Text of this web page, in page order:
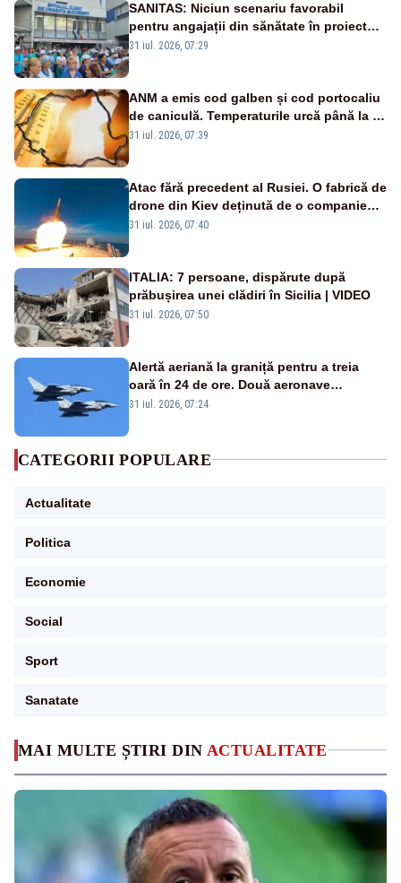
MAI MULTE ȘTIRI DIN ACTUALITATE
SANITAS: Niciun scenariu favorabil
pentru angajații din sănătate în proiectul
Legii salarizării
31 iul. 2026, 07:29
ANM a emis cod galben și cod portocaliu
de caniculă. Temperaturile urcă până la 38
de grade, iar nopțile devin tropicale
31 iul. 2026, 07:39
Atac fără precedent al Rusiei. O fabrică de
drone din Kiev deținută de o companie
americană, distrusă de o rachetă
31 iul. 2026, 07:40
ITALIA: 7 persoane, dispărute după
prăbușirea unei clădiri în Sicilia | VIDEO
31 iul. 2026, 07:50
Alertă aeriană la graniță pentru a treia
oară în 24 de ore. Două aeronave
Eurofighter britanice au fost ridicate de la
31 iul. 2026, 07:24
CATEGORII POPULARE
Actualitate
Politica
Economie
Social
Sport
Sanatate